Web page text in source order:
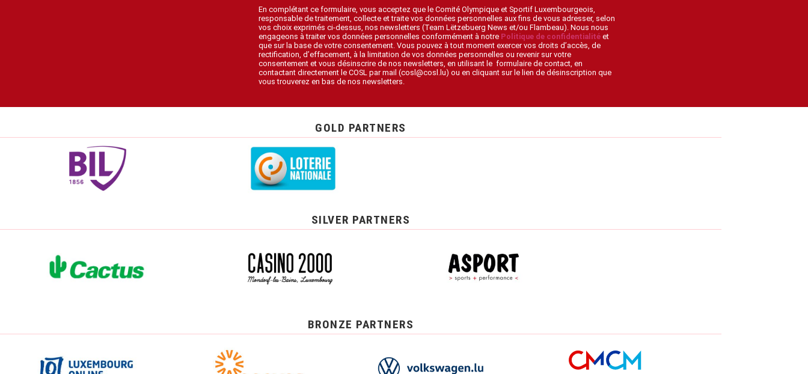
En complétant ce formulaire, vous acceptez que le Comité Olympique et Sportif Luxembourgeois,
responsable de traitement, collecte et traite vos données personnelles aux fins de vous adresser, selon
vos choix exprimés ci-dessus, nos newsletters (Team Lëtzebuerg News et/ou Flambeau). Nous nous
engageons à traiter vos données personnelles conformément à notre Politique de confidentialité et
que sur la base de votre consentement. Vous pouvez à tout moment exercer vos droits d’accès, de
rectification, d’effacement, à la limitation de vos données personnelles ou revenir sur votre
consentement et vous désinscrire de nos newsletters, en utilisant le formulaire de contact, en
contactant directement le COSL par mail (cosl@cosl.lu) ou en cliquant sur le lien de désinscription que
vous trouverez en bas de nos newsletters.
GOLD PARTNERS
SILVER PARTNERS
BRONZE PARTNERS